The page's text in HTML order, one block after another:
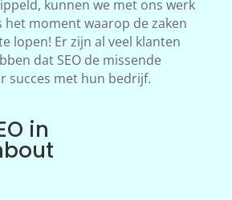
kunnen we met ons werk
het moment waarop de zaken
lopen! Er zijn al veel klanten
dat SEO de missende
succes met hun bedrijf.
in